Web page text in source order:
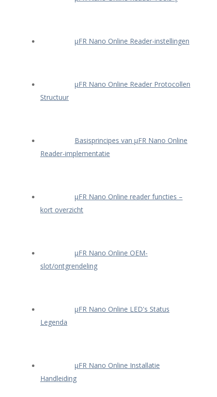
μFR Nano Online Reader-instellingen
μFR Nano Online Reader Protocollen
Structuur
Basisprincipes van μFR Nano Online
Reader-implementatie
μFR Nano Online reader functies –
kort overzicht
μFR Nano Online OEM-
slot/ontgrendeling
μFR Nano Online LED's Status
Legenda
μFR Nano Online Installatie
Handleiding